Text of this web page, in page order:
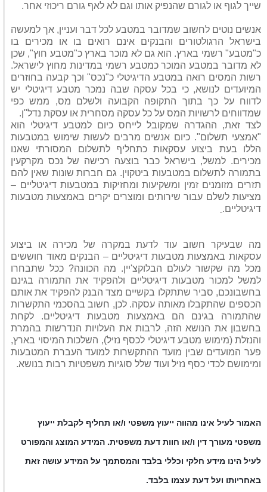
שייך לגוף או לגורם שהנפיק אותו וגם לא לאף גורם ריכוזי אחר.
אנשים נוטים לחשוב שמדובר במטבע לכל דבר ועניין, אך למעשה
בישראל הרגולטורים והבנקים אינם רואים בו או מכירים בו
כ"מטבע" רשמי בארץ. הוא גם לא מוכר בארץ כ"מטבע חוץ", שכן
לא מדובר במטבע המוכר כמטבע רשמי במדינות מחוץ לישראל.
רשות המסים רואה במטבע הדיגיטלי כ"נכס" וכך קבעה בחוזרים
המיועדים לנושא, כי בכל עסקה שבה נמכר מטבע דיגיטלי יש
לדווח על כך בתוך התקופה הקבועה ולשלם מס, ממש כפי
שמדווחים לרשויות המס על כל עסקה מסחרית או עסקת נדל"ן.
לצד זאת, ההגדרה שמקובל לייחס כיום למטבע דיגיטלי הוא
"אמצעי תשלום". כיום אנשים מרבים לעשות שימוש במטבעות
הללו בעת ביצוע עסקאות כתחליף לתשלום המסורתי שאנו
מכירים. למשל, בישראל כבר בוצעה רכישה של נכס מקרקעין
בתמורה לתשלום במטבעות ביטקוין. גם חברות שונות שאין להם
תזרים מזומנים זמין ומשקיעות ומחזיקות במטבעות דיגיטליים –
מציעות לשלם עבור שירותים ומוצרים יקרים באמצעות מטבעות
דיגיטליים.
מה שבעיקר חשוב עוד לדעת במקרה של מכירה או ביצוע
עסקאות באמצעות מטבעות דיגיטליים – הבנקים מאוד חוששים
מכל מה שקשור לעולם הבלוקצ'יין. מה הכוונה? ככל שתבחרו
למשל למכור מטבעות דיגיטליים ולהפקיד את התמורה בגינם
בחשבונכם, סביר שתתקלו בקשיים מצד הבנק להפקיד את אותם
הכספים שהתקבלו מאותה עסקה. לכן, חשוב בהסכמי התקשרות
שהתמורה בגינם הם באמצעות מטבעות דיגיטליים. לקחת
בחשבון את הנושא הזה, לרבות את העלויות הנדרשות בהמרת
והנזלת (מימוש מטבע דיגיטלי לכסף נזיל), השלכות המיסוי בארץ,
פער המועדים שבין מועד ההתקשרות למועד העברת המטבעות
ומימושם לכדי כסף נזיל ועוד שלל סוגיות משפטיות רבות בנושא.
האמור לעיל אינו מהווה ייעוץ משפטי ו/או תחליף לקבלת ייעוץ
משפטי מעורך דין ו/או חוות דעת משפטית. המידע המוצג והמפורט
לעיל הינו מידע חלקי וכללי בלבד והמסתמך על המידע עושה זאת
באחריותו ועל דעת עצמו בלבד.